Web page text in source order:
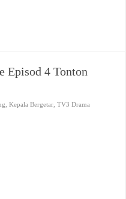
Episod 4 Tonton
,Kepala Bergetar ,TV3 Drama